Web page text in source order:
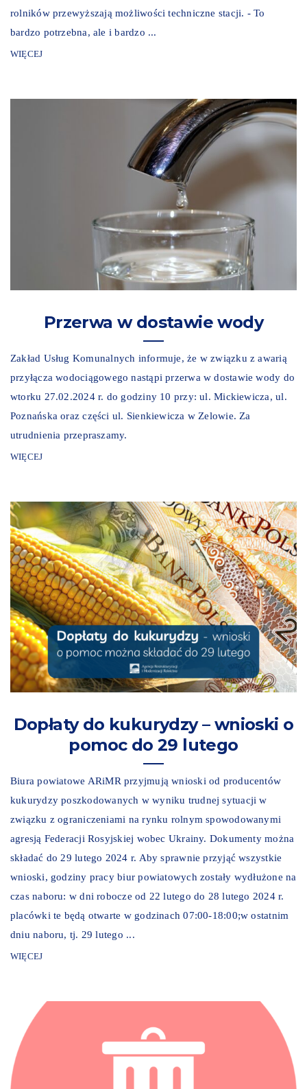
rolników przewyższają możliwości techniczne stacji. - To
bardzo potrzebna, ale i bardzo ...
WIĘCEJ
Przerwa w dostawie wody
Zakład Usług Komunalnych informuje, że w związku z awarią
przyłącza wodociągowego nastąpi przerwa w dostawie wody do
wtorku 27.02.2024 r. do godziny 10 przy: ul. Mickiewicza, ul.
Poznańska oraz części ul. Sienkiewicza w Zelowie. Za
utrudnienia przepraszamy.
WIĘCEJ
Dopłaty do kukurydzy – wnioski o
pomoc do 29 lutego
Biura powiatowe ARiMR przyjmują wnioski od producentów
kukurydzy poszkodowanych w wyniku trudnej sytuacji w
związku z ograniczeniami na rynku rolnym spowodowanymi
agresją Federacji Rosyjskiej wobec Ukrainy. Dokumenty można
składać do 29 lutego 2024 r. Aby sprawnie przyjąć wszystkie
wnioski, godziny pracy biur powiatowych zostały wydłużone na
czas naboru: w dni robocze od 22 lutego do 28 lutego 2024 r.
placówki te będą otwarte w godzinach 07:00-18:00;w ostatnim
dniu naboru, tj. 29 lutego ...
WIĘCEJ